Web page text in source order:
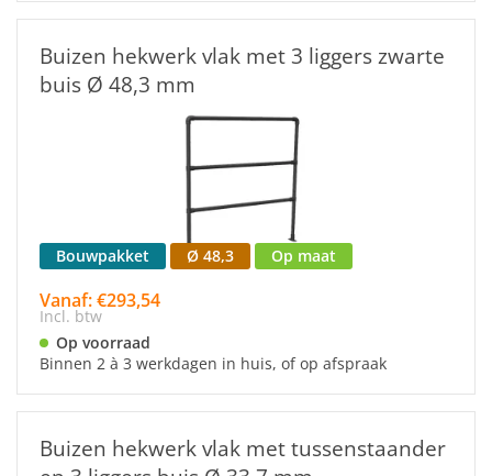
Buizen hekwerk vlak met 3 liggers zwarte
buis Ø 48,3 mm
Bouwpakket Ø 48,3 Op maat
Vanaf: €293,54
Incl. btw
Op voorraad
Binnen 2 à 3 werkdagen in huis, of op afspraak
Buizen hekwerk vlak met tussenstaander